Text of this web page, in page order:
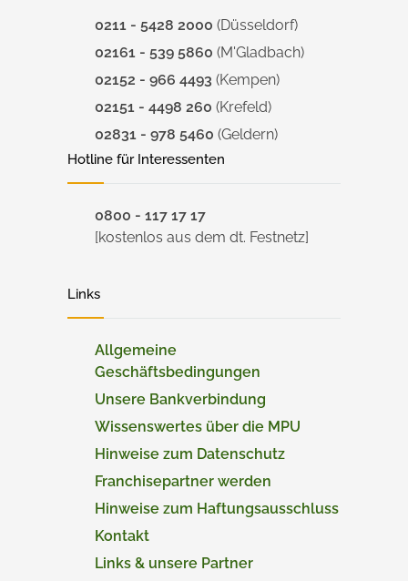
0211 - 5428 2000 (Düsseldorf)
02161 - 539 5860 (M'Gladbach)
02152 - 966 4493 (Kempen)
02151 - 4498 260 (Krefeld)
02831 - 978 5460 (Geldern)
Hotline für Interessenten
0800 - 117 17 17
[kostenlos aus dem dt. Festnetz]
Links
Allgemeine
Geschäftsbedingungen
Unsere Bankverbindung
Wissenswertes über die MPU
Hinweise zum Datenschutz
Franchisepartner werden
Hinweise zum Haftungsausschluss
Kontakt
Links & unsere Partner